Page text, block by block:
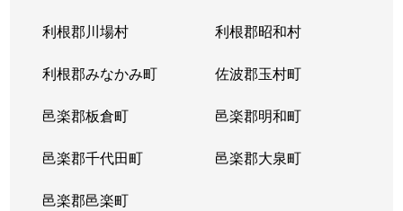
利根郡川場村 利根郡昭和村
利根郡みなかみ町 佐波郡玉村町
邑楽郡板倉町 邑楽郡明和町
邑楽郡千代田町 邑楽郡大泉町
邑楽郡邑楽町